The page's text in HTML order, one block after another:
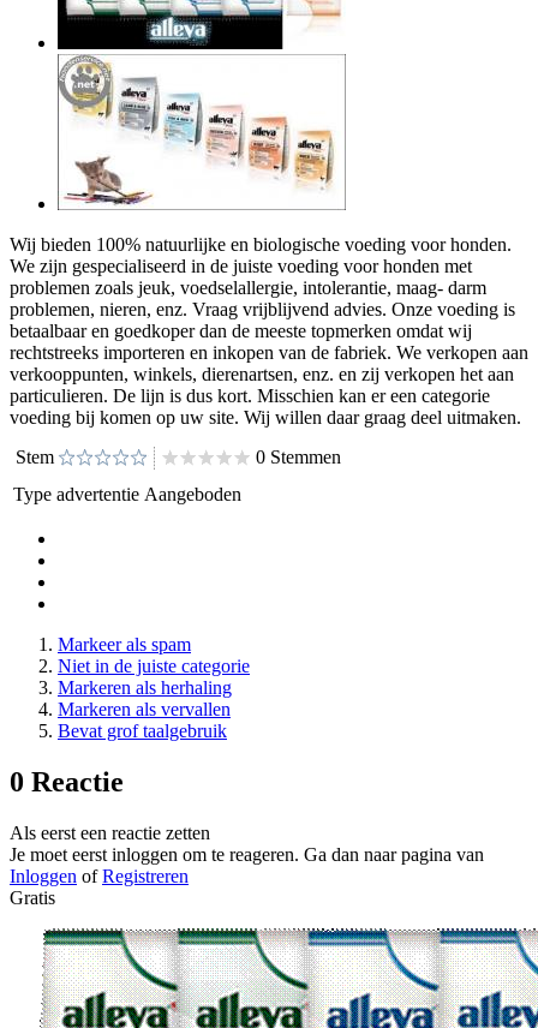
Wij bieden 100% natuurlijke en biologische voeding voor honden.
We zijn gespecialiseerd in de juiste voeding voor honden met
problemen zoals jeuk, voedselallergie, intolerantie, maag- darm
problemen, nieren, enz. Vraag vrijblijvend advies. Onze voeding is
betaalbaar en goedkoper dan de meeste topmerken omdat wij
rechtstreeks importeren en inkopen van de fabriek. We verkopen aan
verkooppunten, winkels, dierenartsen, enz. en zij verkopen het aan
particulieren. De lijn is dus kort. Misschien kan er een categorie
voeding bij komen op uw site. Wij willen daar graag deel uitmaken.
Stem
0 Stemmen
Type advertentie Aangeboden
Markeer als spam
Niet in de juiste categorie
Markeren als herhaling
Markeren als vervallen
Bevat grof taalgebruik
0 Reactie
Als eerst een reactie zetten
Je moet eerst inloggen om te reageren. Ga dan naar pagina van
Inloggen ofRegistreren
Gratis